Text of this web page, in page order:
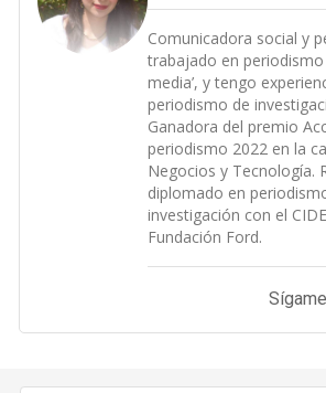
Comunicadora social y
trabajado en periodismo
media’, y tengo
periodismo de
Ganadora del premio
periodismo 2022 en la
Negocios y Tecnología.
diplomado en
investigación con el
Fundación Ford.